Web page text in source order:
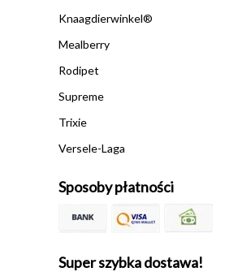
Knaagdierwinkel®
Mealberry
Rodipet
Supreme
Trixie
Versele-Laga
Sposoby płatności
Super szybka dostawa!